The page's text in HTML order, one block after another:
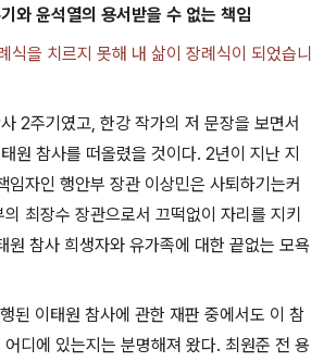
와 윤석열의 용서받을 수 없는 책임
식을 치르지 못해 내 삶이 장례식이 되었습니
2주기였고, 한강 작가의 저 문장을 보면서
원 참사를 떠올렸을 것이다. 2년이 지난 지
임자인 행안부 장관 이상민은 사퇴하기는커
최장수 장관으로서 끄떡없이 자리를 지키
원 참사 희생자와 유가족에 대한 끝없는 모욕
된 이태원 참사에 관한 재판 중에서도 이 참
디에 있는지는 분명해져 왔다. 최원준 전 용